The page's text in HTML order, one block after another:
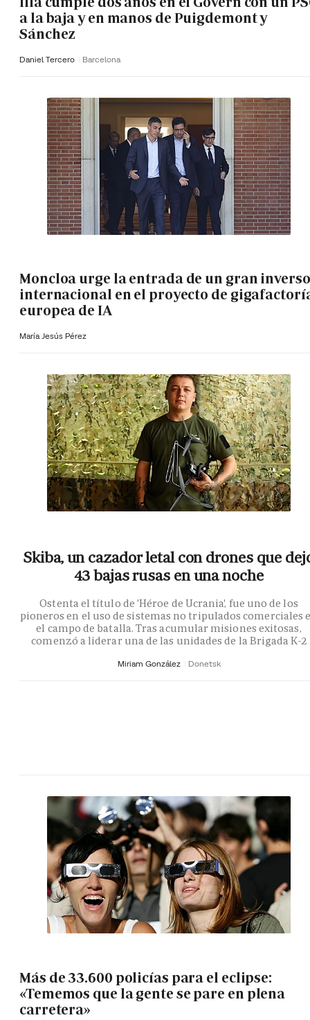
a la baja y en manos de Puigdemont y
Sánchez
Daniel Tercero Barcelona
Moncloa urge la entrada de un gran
internacional en el proyecto de
europea de IA
María Jesús Pérez
Skiba, un cazador letal con drones que
43 bajas rusas en una noche
Ostenta el título de 'Héroe de Ucrania', fue uno de los
pioneros en el uso de sistemas no tripulados comerciales
el campo de batalla. Tras acumular misiones exitosas,
comenzó a liderar una de las unidades de la Brigada K-2
Miriam González Donetsk
Más de 33.600 policías para el eclipse:
«Tememos que la gente se pare en plena
carretera»